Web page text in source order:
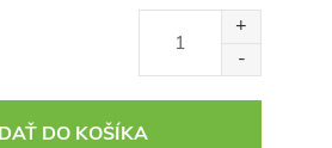
DO KOŠÍKA